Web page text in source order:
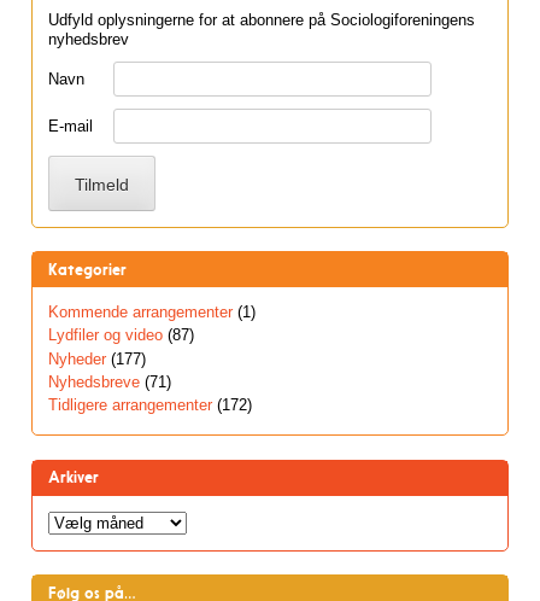
Udfyld oplysningerne for at abonnere på Sociologiforeningens
nyhedsbrev
Navn
E-mail
Kategorier
Kommende arrangementer (1)
Lydfiler og video (87)
Nyheder (177)
Nyhedsbreve (71)
Tidligere arrangementer (172)
Arkiver
Arkiver
Følg os på…